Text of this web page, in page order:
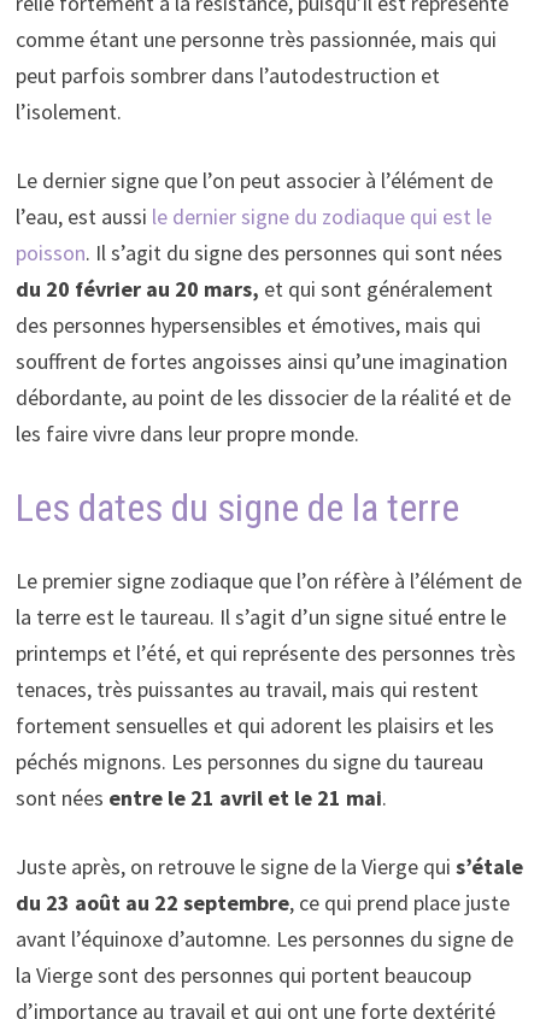
comme étant une personne très passionnée, mais qui
peut parfois sombrer dans l’autodestruction et
l’isolement.
Le dernier signe que l’on peut associer à l’élément de
l’eau, est aussi le dernier signe du zodiaque qui est le
poisson. Il s’agit du signe des personnes qui sont nées
du 20 février au 20 mars, et qui sont généralement
des personnes hypersensibles et émotives, mais qui
souffrent de fortes angoisses ainsi qu’une imagination
débordante, au point de les dissocier de la réalité et de
les faire vivre dans leur propre monde.
Les dates du signe de la terre
Le premier signe zodiaque que l’on réfère à l’élément de
la terre est le taureau. Il s’agit d’un signe situé entre le
printemps et l’été, et qui représente des personnes très
tenaces, très puissantes au travail, mais qui restent
fortement sensuelles et qui adorent les plaisirs et les
péchés mignons. Les personnes du signe du taureau
sont nées entre le 21 avril et le 21 mai.
Juste après, on retrouve le signe de la Vierge qui s’étale
du 23 août au 22 septembre, ce qui prend place juste
avant l’équinoxe d’automne. Les personnes du signe de
la Vierge sont des personnes qui portent beaucoup
d’importance au travail et qui ont une forte dextérité